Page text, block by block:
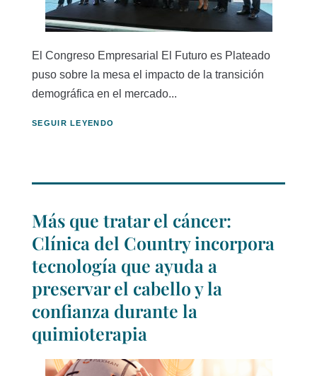
El Congreso Empresarial El Futuro es Plateado
puso sobre la mesa el impacto de la transición
demográfica en el mercado...
SEGUIR LEYENDO
Más que tratar el cáncer:
Clínica del Country incorpora
tecnología que ayuda a
preservar el cabello y la
confianza durante la
quimioterapia